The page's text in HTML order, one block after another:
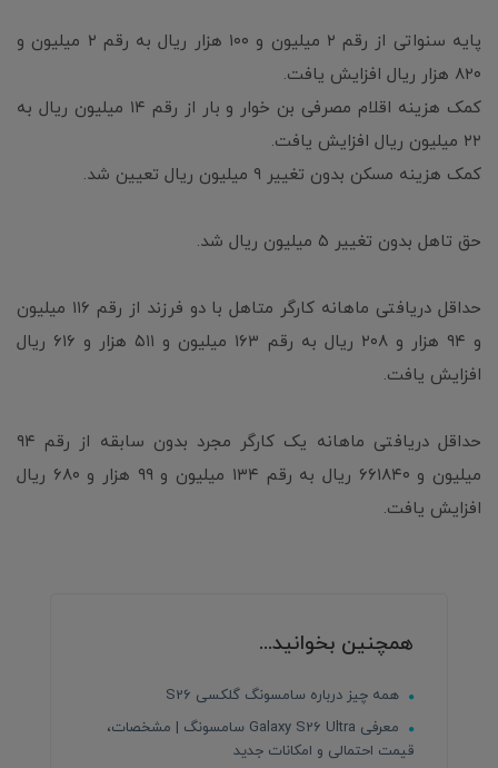
پایه سنواتی از رقم ۲ میلیون و ۱۰۰ هزار ریال به رقم ۲ میلیون و
۸۲۰ هزار ریال افزایش یافت.
کمک هزینه اقلام مصرفی بن خوار و بار از رقم ۱۴ میلیون ریال به
۲۲ میلیون ریال افزایش یافت.
کمک هزینه مسکن بدون تغییر ۹ میلیون ریال تعیین شد.
حق تاهل بدون تغییر ۵ میلیون ریال شد.
حداقل دریافتی ماهانه کارگر متاهل با دو فرزند از رقم ۱۱۶ میلیون
و ۹۴ هزار و ۲۰۸ ریال به رقم ۱۶۳ میلیون و ۵۱۱ هزار و ۶۱۶ ریال
افزایش یافت.
حداقل دریافتی ماهانه یک کارگر مجرد بدون سابقه از رقم ۹۴
میلیون و ۶۶۱۸۴۰ ریال به رقم ۱۳۴ میلیون و ۹۹ هزار و ۶۸۰ ریال
افزایش یافت.
همچنین بخوانید...
همه چیز درباره سامسونگ گلکسی S26
معرفی Galaxy S26 Ultra سامسونگ | مشخصات،
قیمت احتمالی و امکانات جدید